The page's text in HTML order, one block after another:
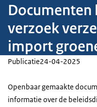
verzoek
import
Publicatie24-04-2025
Openbaar gemaakte
informatie over de